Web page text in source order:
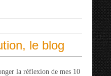
le blog
la réflexion de mes 10